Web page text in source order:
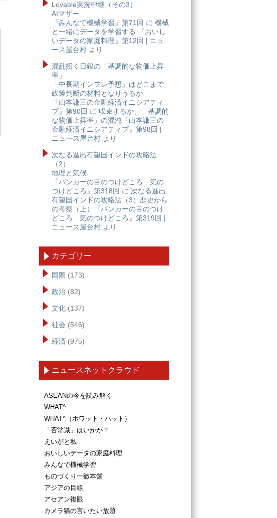
Lovable実況中継（その3）
AIマザー
『みんなで機械学習』第71回 に 機械
と一緒にデータを学習する 『おいし
いデータの家庭料理』第12回 | ニュ
ース屋台村 より
混乱招く日銀の「基調的な物価上昇
率」
「中長期インフレ予想」はどこまで
政策判断の材料となりうるか
『山本謙三の金融経済イニシアティ
ブ』第90回 に 収束するか、「基調的
な物価上昇率」の混沌『山本謙三の
金融経済イニシアティブ』第98回 |
ニュース屋台村 より
次なる進出有望国インドの攻略法
（2）
地理と気候
『バンカーの目のつけどころ 気の
つけどころ』第318回 に 次なる進出
有望国インドの攻略法（3）歴史から
の考察（上）『バンカーの目のつけ
どころ 気のつけどころ』第319回 |
ニュース屋台村 より
カテゴリー
国際 (173)
政治 (82)
文化 (137)
社会 (546)
経済 (975)
ニュースネットクラウド
ASEANの今を読み解く
WHAT^
WHAT^（ホワット・ハット）
「否常識」はいかが？
えいがと私
おいしいデータの家庭料理
みんなで機械学習
ものづくり一徹本舗
アジアの目線
アセアン複眼
カメラ猫の言いたい放題